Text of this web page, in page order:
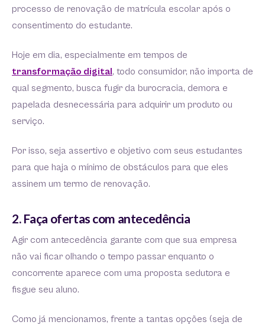
processo de renovação de matrícula escolar após o
consentimento do estudante.
Hoje em dia, especialmente em tempos de
transformação digital, todo consumidor, não importa de
qual segmento, busca fugir da burocracia, demora e
papelada desnecessária para adquirir um produto ou
serviço.
Por isso, seja assertivo e objetivo com seus estudantes
para que haja o mínimo de obstáculos para que eles
assinem um termo de renovação.
2. Faça ofertas com antecedência
Agir com antecedência garante com que sua empresa
não vai ficar olhando o tempo passar enquanto o
concorrente aparece com uma proposta sedutora e
fisgue seu aluno.
Como já mencionamos, frente a tantas opções (seja de